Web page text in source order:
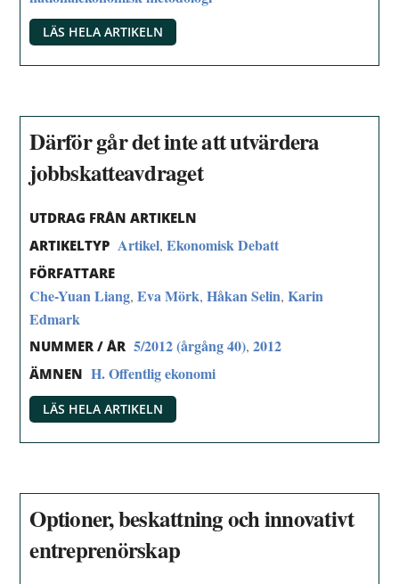
LÄS HELA ARTIKELN
Därför går det inte att utvärdera
jobbskatteavdraget
UTDRAG FRÅN ARTIKELN
ARTIKELTYP Artikel,Ekonomisk Debatt
FÖRFATTARE
Che-Yuan Liang,Eva Mörk,Håkan Selin,Karin
Edmark
NUMMER / ÅR 5/2012 (årgång 40),2012
ÄMNEN H. Offentlig ekonomi
LÄS HELA ARTIKELN
Optioner, beskattning och innovativt
entreprenörskap